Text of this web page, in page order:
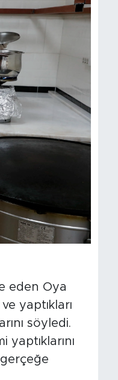
eden Oya
yaptıkları
söyledi.